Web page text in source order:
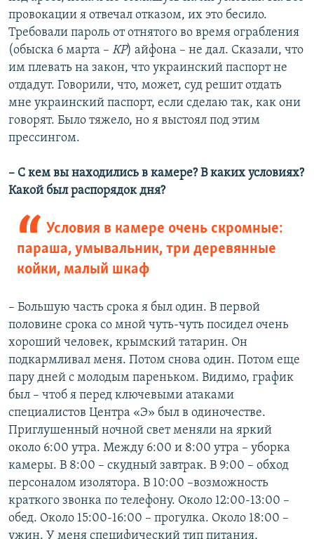
провокации я отвечал отказом, их это бесило.
Требовали пароль от отнятого во время ограбления
(обыска 6 марта – КР) айфона – не дал. Сказали, что
им плевать на закон, что украинский паспорт не
отдадут. Говорили, что, может, суд решит отдать
мне украинский паспорт, если сделаю так, как они
говорят. Было тяжело, но я выстоял под этим
прессингом.
– С кем вы находились в камере? В каких условиях?
Какой был распорядок дня?
Условия в камере очень скромные:
параша, умывальник, три деревянные
койки, малый шкаф
– Большую часть срока я был один. В первой
половине срока со мной чуть-чуть посидел очень
хороший человек, крымский татарин. Он
подкармливал меня. Потом снова один. Потом еще
пару дней с молодым пареньком. Видимо, график
был – чтоб я перед ключевыми атаками
специалистов Центра «Э» был в одиночестве.
Приглушенный ночной свет меняли на яркий
около 6:00 утра. Между 6:00 и 8:00 утра – уборка
камеры. В 8:00 – скудный завтрак. В 9:00 – обход
персоналом изолятора. В 10:00 –возможность
краткого звонка по телефону. Около 12:00-13:00 –
обед. Около 15:00-16:00 – прогулка. Около 18:00 –
ужин. У меня специфический тип питания,